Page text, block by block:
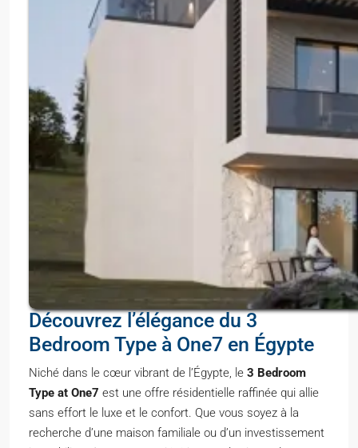
Découvrez l’élégance du 3
Bedroom Type à One7 en Égypte
Niché dans le cœur vibrant de l’Égypte, le 3 Bedroom
Type at One7 est une offre résidentielle raffinée qui allie
sans effort le luxe et le confort. Que vous soyez à la
recherche d’une maison familiale ou d’un investissement